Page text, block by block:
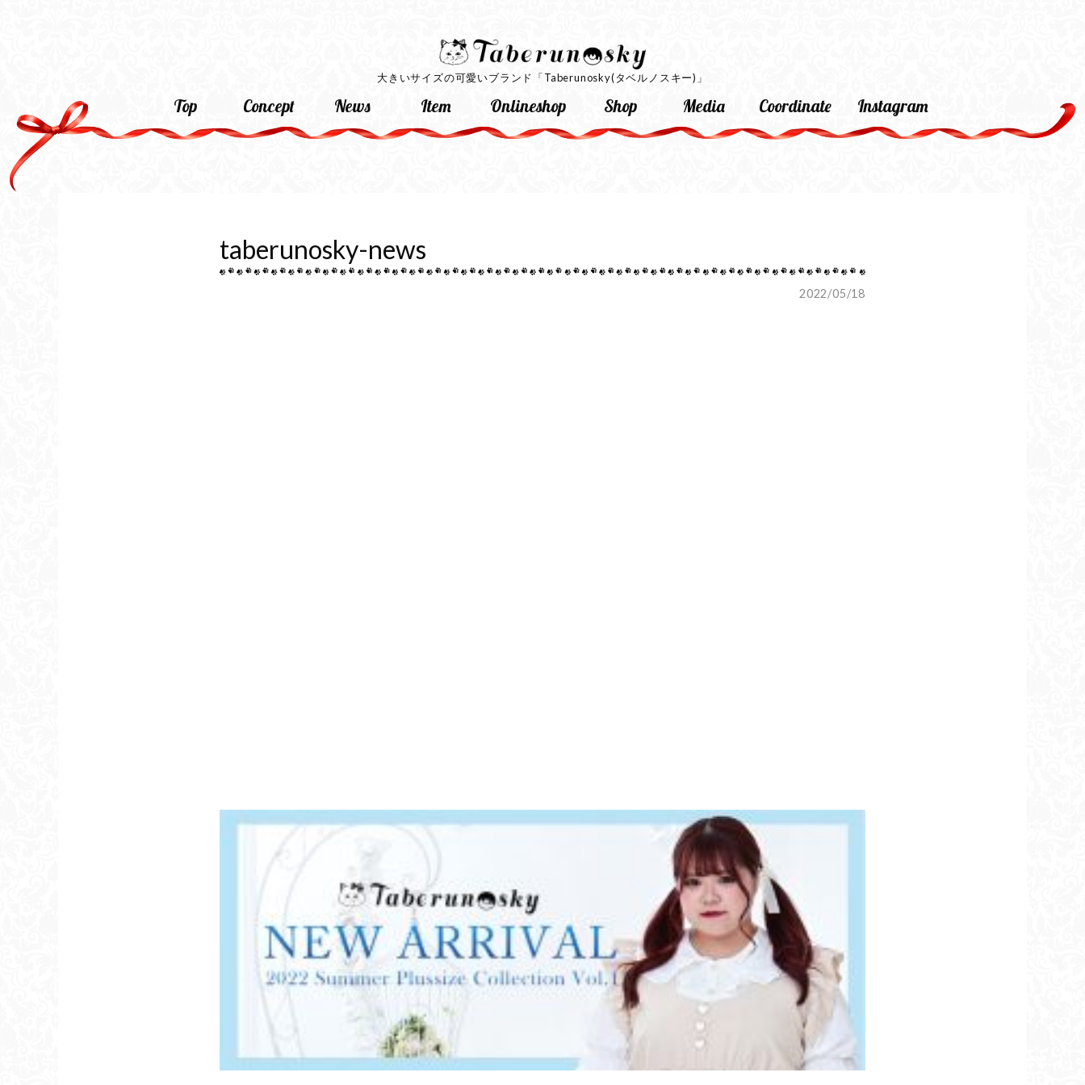
大きいサイズの可愛いブランド 「Taberunosky(タベルノスキー)」
Top Concept News Item Onlineshop Shop Media Coordinate Instagram
taberunosky-news
2022/05/18